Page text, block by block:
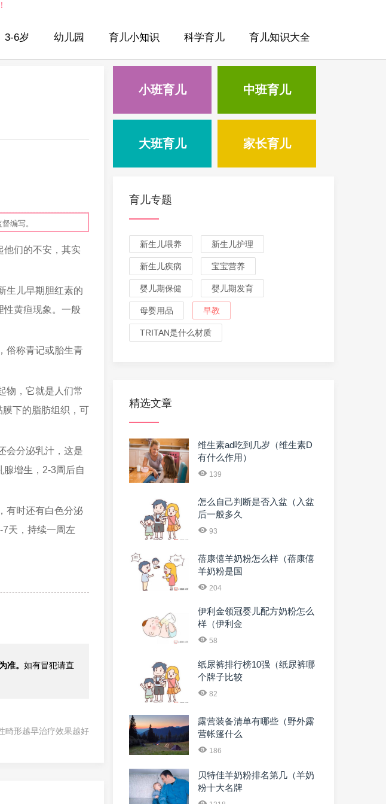
3-6岁 幼儿园 育儿小知识 科学育儿 育儿知识大全
编写。
们的不安，其实
生儿早期胆红素的
性黄疸现象。一般
俗称青记或胎生青
物，它就是人们常
膜下的脂肪组织，可
会分泌乳汁，这是
增生，2-3周后自
有时还有白色分泌
天，持续一周左
准。 如有冒犯请直
畸形越早治疗效果越好
小班育儿 中班育儿
大班育儿 家长育儿
育儿专题
新生儿喂养 新生儿护理
新生儿疾病 宝宝营养
婴儿期保健 婴儿期发育
母婴用品 早教
TRITAN是什么材质
精选文章
维生素ad吃到几岁（维生素D
有什么作用）
139
怎么自己判断是否入盆（入盆
后一般多久
93
蓓康僖羊奶粉怎么样（蓓康僖
羊奶粉是国
204
伊利金领冠婴儿配方奶粉怎么
样（伊利金
58
纸尿裤排行榜10强（纸尿裤哪
个牌子比较
82
露营装备清单有哪些（野外露
营帐篷什么
186
贝特佳羊奶粉排名第几（羊奶
粉十大名牌